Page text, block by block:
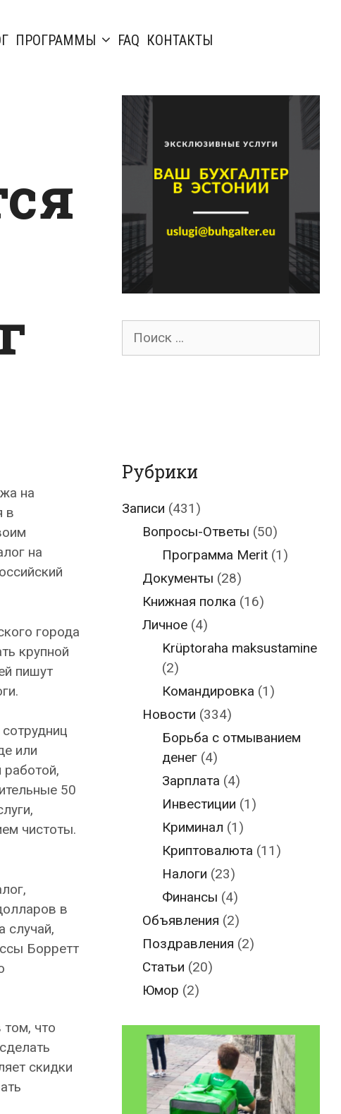
ПРОГРАММЫ FAQ КОНТАКТЫ
на
в
на
города
крупной
пишут
или
50
чистоты.
в
случай,
Борретт
том, что
скидки
Поиск
Рубрики
Записи (431)
Вопросы-Ответы (50)
Программа Merit (1)
Документы (28)
Книжная полка (16)
Личное(4)
Krüptoraha maksustamine
(2)
Командировка (1)
Новости (334)
Борьба с отмыванием
денег (4)
Зарплата (4)
Инвестиции (1)
Криминал (1)
Криптовалюта (11)
Налоги (23)
Финансы (4)
Объявления (2)
Поздравления (2)
Статьи (20)
Юмор (2)